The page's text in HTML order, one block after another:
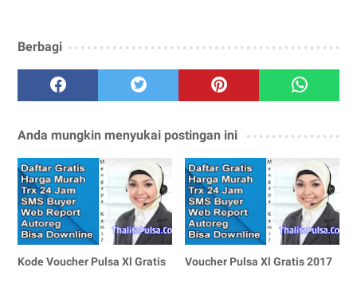
Berbagi
Anda mungkin menyukai postingan ini
Kode Voucher Pulsa Xl Gratis Voucher Pulsa Xl Gratis 2017